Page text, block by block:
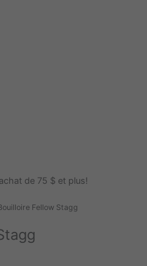
de 75 $ et plus!
Fellow Stagg